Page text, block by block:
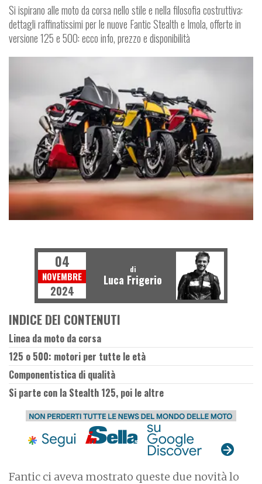
Si ispirano alle moto da corsa nello stile e nella filosofia costruttiva:
dettagli raffinatissimi per le nuove Fantic Stealth e Imola, offerte in
versione 125 e 500: ecco info, prezzo e disponibilità
Fantic ci aveva mostrato queste due novità lo
04
NOVEMBRE
2024
di
Luca Frigerio
INDICE DEI CONTENUTI
Linea da moto da corsa
125 o 500: motori per tutte le età
Componentistica di qualità
Si parte con la Stealth 125, poi le altre